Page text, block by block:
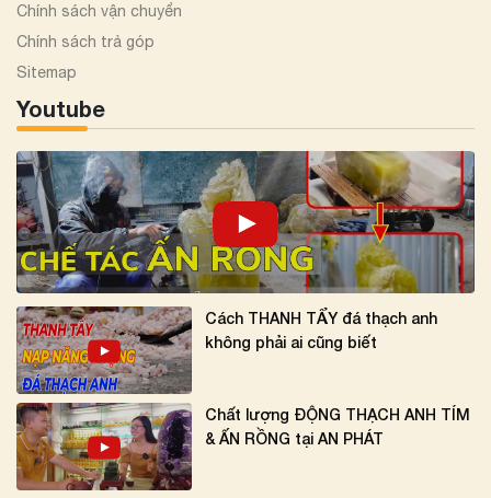
Chính sách vận chuyển
Chính sách trả góp
Sitemap
Youtube
Cách THANH TẨY đá thạch anh
không phải ai cũng biết
Chất lượng ĐỘNG THẠCH ANH TÍM
& ẤN RỒNG tại AN PHÁT